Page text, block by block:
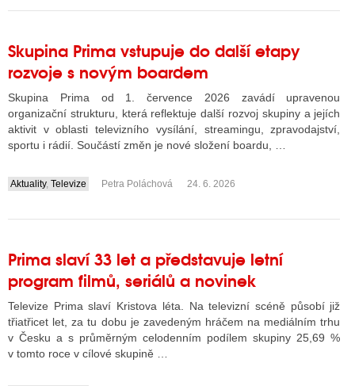
Skupina Prima vstupuje do další etapy
rozvoje s novým boardem
Skupina Prima od 1. července 2026 zavádí upravenou
organizační strukturu, která reflektuje další rozvoj skupiny a jejích
aktivit v oblasti televizního vysílání, streamingu, zpravodajství,
sportu i rádií. Součástí změn je nové složení boardu, …
....
Aktuality, Televize Petra Poláchová 24. 6. 2026
Prima slaví 33 let a představuje letní
program filmů, seriálů a novinek
Televize Prima slaví Kristova léta. Na televizní scéně působí již
třiatřicet let, za tu dobu je zavedeným hráčem na mediálním trhu
v Česku a s průměrným celodenním podílem skupiny 25,69 %
v tomto roce v cílové skupině …